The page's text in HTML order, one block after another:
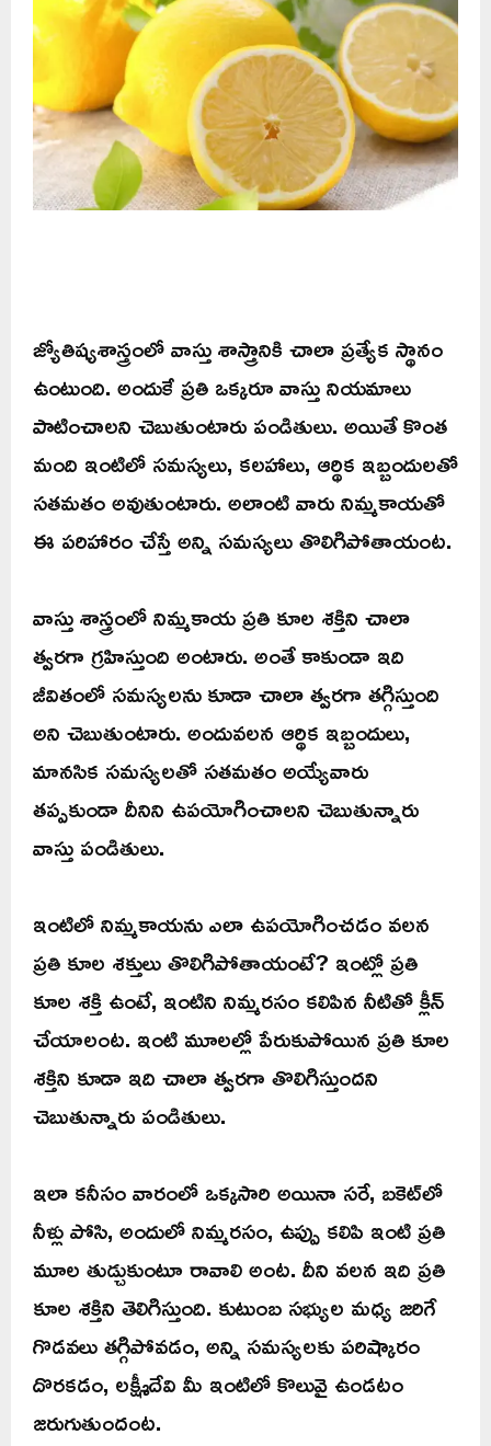
జ్యోతిష్యశాస్త్రంలో వాస్తు శాస్త్రానికి చాలా ప్రత్యేక స్థానం
ఉంటుంది. అందుకే ప్రతి ఒక్కరూ వాస్తు నియమాలు
పాటించాలని చెబుతుంటారు పండితులు. అయితే కొంత
మంది ఇంటిలో సమస్యలు, కలహాలు, ఆర్థిక ఇబ్బందులతో
సతమతం అవుతుంటారు. అలాంటి వారు నిమ్మకాయతో
ఈ పరిహారం చేస్తే అన్ని సమస్యలు తొలిగిపోతాయంట.
వాస్తు శాస్త్రంలో నిమ్మకాయ ప్రతి కూల శక్తిని చాలా
త్వరగా గ్రహిస్తుంది అంటారు. అంతే కాకుండా ఇది
జీవితంలో సమస్యలను కూడా చాలా త్వరగా తగ్గిస్తుంది
అని చెబుతుంటారు. అందువలన ఆర్థిక ఇబ్బందులు,
మానసిక సమస్యలతో సతమతం అయ్యేవారు
తప్పకుండా దీనిని ఉపయోగించాలని చెబుతున్నారు
వాస్తు పండితులు.
ఇంటిలో నిమ్మకాయను ఎలా ఉపయోగించడం వలన
ప్రతి కూల శక్తులు తొలిగిపోతాయంటే? ఇంట్లో ప్రతి
కూల శక్తి ఉంటే, ఇంటిని నిమ్మరసం కలిపిన నీటితో క్లీన్
చేయాలంట. ఇంటి మూలల్లో పేరుకుపోయిన ప్రతి కూల
శక్తిని కూడా ఇది చాలా త్వరగా తొలిగిస్తుందని
చెబుతున్నారు పండితులు.
ఇలా కనీసం వారంలో ఒక్కసారి అయినా సరే, బకెట్‌లో
నీళ్లు పోసి, అందులో నిమ్మరసం, ఉప్పు కలిపి ఇంటి ప్రతి
మూల తుడ్చుకుంటూ రావాలి అంట. దీని వలన ఇది ప్రతి
కూల శక్తిని తెలిగిస్తుంది. కుటుంబ సభ్యుల మధ్య జరిగే
గొడవలు తగ్గిపోవడం, అన్ని సమస్యలకు పరిష్కారం
దొరకడం, లక్ష్మీదేవి మీ ఇంటిలో కొలువై ఉండటం
జరుగుతుందంట.